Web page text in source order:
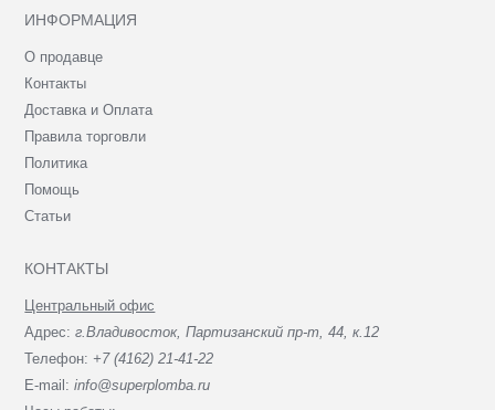
ИНФОРМАЦИЯ
О продавце
Контакты
Доставка и Оплата
Правила торговли
Политика
Помощь
Статьи
КОНТАКТЫ
Центральный офис
Адрес:г.Владивосток, Партизанский пр-т, 44, к.12
Телефон: +7 (4162) 21-41-22
E-mail:info@superplomba.ru